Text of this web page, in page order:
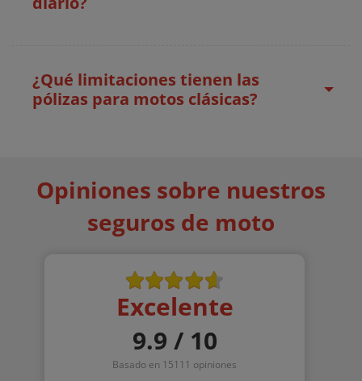
¿Qué limitaciones tienen las
pólizas para motos clásicas?
Opiniones sobre nuestros
seguros de moto
Excelente
9.9 / 10
Basado en 15111 opiniones